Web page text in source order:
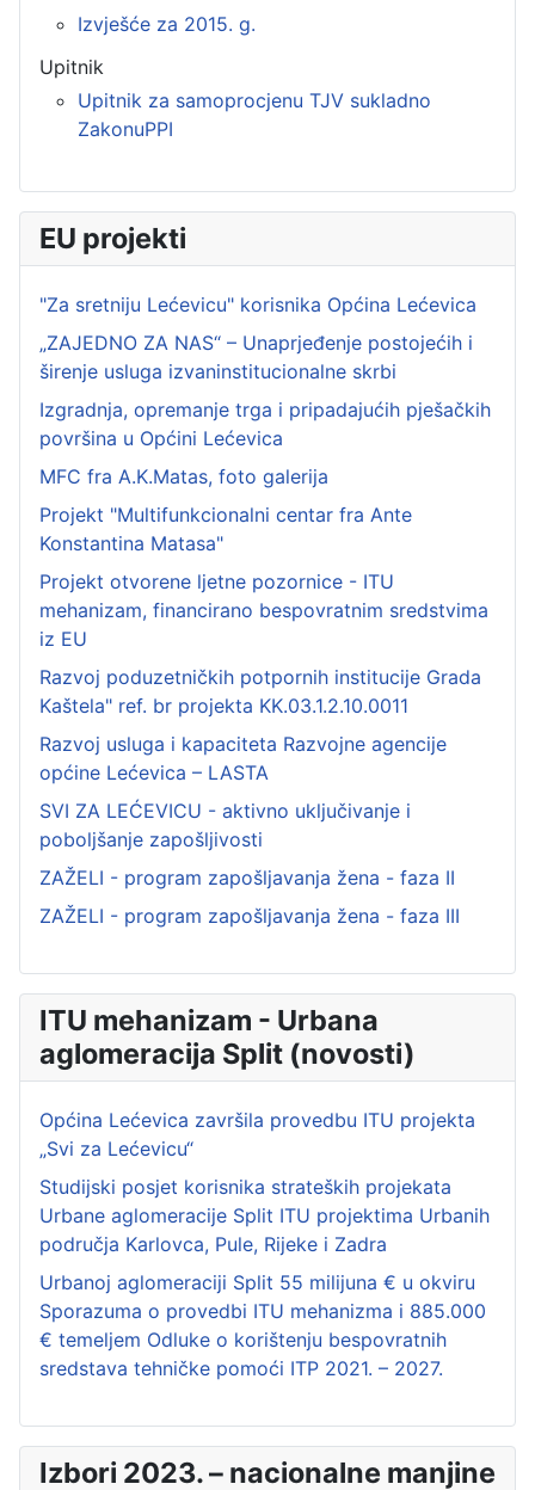
Izvješće za 2015. g.
Upitnik
Upitnik za samoprocjenu TJV sukladno
ZakonuPPI
EU projekti
"Za sretniju Lećevicu" korisnika Općina Lećevica
„ZAJEDNO ZA NAS“ – Unaprjeđenje postojećih i
širenje usluga izvaninstitucionalne skrbi
Izgradnja, opremanje trga i pripadajućih pješačkih
površina u Općini Lećevica
MFC fra A.K.Matas, foto galerija
Projekt "Multifunkcionalni centar fra Ante
Konstantina Matasa"
Projekt otvorene ljetne pozornice - ITU
mehanizam, financirano bespovratnim sredstvima
iz EU
Razvoj poduzetničkih potpornih institucije Grada
Kaštela" ref. br projekta KK.03.1.2.10.0011
Razvoj usluga i kapaciteta Razvojne agencije
općine Lećevica – LASTA
SVI ZA LEĆEVICU - aktivno uključivanje i
poboljšanje zapošljivosti
ZAŽELI - program zapošljavanja žena - faza II
ZAŽELI - program zapošljavanja žena - faza III
ITU mehanizam - Urbana
aglomeracija Split (novosti)
Općina Lećevica završila provedbu ITU projekta
„Svi za Lećevicu“
Studijski posjet korisnika strateških projekata
Urbane aglomeracije Split ITU projektima Urbanih
područja Karlovca, Pule, Rijeke i Zadra
Urbanoj aglomeraciji Split 55 milijuna € u okviru
Sporazuma o provedbi ITU mehanizma i 885.000
€ temeljem Odluke o korištenju bespovratnih
sredstava tehničke pomoći ITP 2021. – 2027.
Izbori 2023. – nacionalne manjine